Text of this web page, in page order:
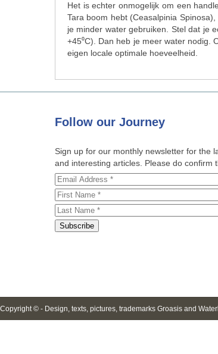
Het is echter onmogelijk om een
Tara boom hebt (Ceasalpinia
je minder water gebruiken. Stel dat je
+45⁰C). Dan heb je meer water nodig.
eigen locale optimale hoeveelheid.
Follow our Journey
Sign up for our monthly newsletter for the
and interesting articles. Please do confirm
Copyright © - Design, texts, pictures, trademarks Groasis and